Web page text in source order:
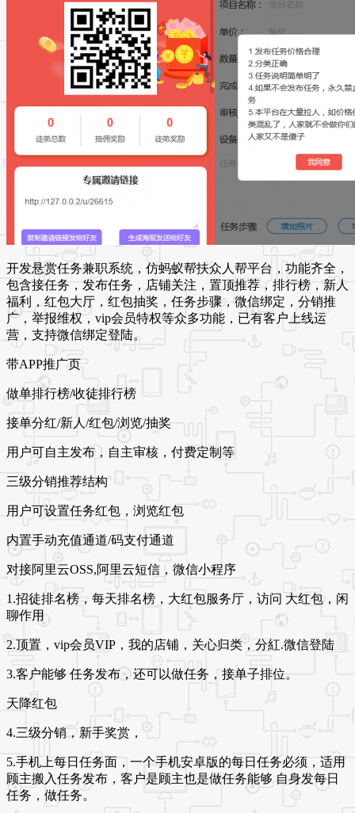
开发悬赏任务兼职系统，仿蚂蚁帮扶众人帮平台，功能齐全，
包含接任务，发布任务，店铺关注，置顶推荐，排行榜，新人
福利，红包大厅，红包抽奖，任务步骤，微信绑定，分销推
广，举报维权，vip会员特权等众多功能，已有客户上线运
营，支持微信绑定登陆。
带APP推广页
做单排行榜/收徒排行榜
接单分红/新人/红包/浏览/抽奖
用户可自主发布，自主审核，付费定制等
三级分销推荐结构
用户可设置任务红包，浏览红包
内置手动充值通道/码支付通道
对接阿里云OSS,阿里云短信，微信小程序
1.招徒排名榜，每天排名榜，大红包服务厅，访问 大红包，闲
聊作用
2.顶置，vip会员VIP，我的店铺，关心归类，分紅.微信登陆
3.客户能够 任务发布，还可以做任务，接单子排位。
天降红包
4.三级分销，新手奖赏，
5.手机上每日任务面，一个手机安卓版的每日任务必须，适用
顾主搬入任务发布，客户是顾主也是做任务能够 自身发每日
任务，做任务。